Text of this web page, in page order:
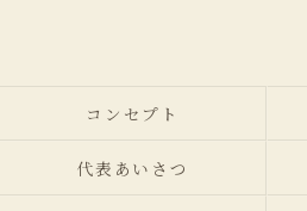
コンセプト
代表あいさつ